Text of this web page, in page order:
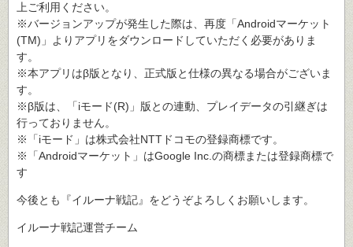
上ご利用ください。
※バージョンアップが発生した際は、再度「Androidマーケット
(TM)」よりアプリをダウンロードしていただく必要がありま
す。
※本アプリはβ版となり、正式版と仕様の異なる場合がございま
す。
※β版は、「iモード(R)」版との連動、プレイデータの引継ぎは
行っておりません。
※「iモード」は株式会社NTTドコモの登録商標です。
※「Androidマーケット」はGoogle Inc.の商標または登録商標で
す
今後とも『イルーナ戦記』をどうぞよろしくお願いします。
イルーナ戦記運営チーム